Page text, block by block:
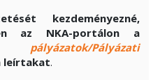
kezdeményezné,
az NKA-portálon a
pályázatok/Pályázati
leírtakat.